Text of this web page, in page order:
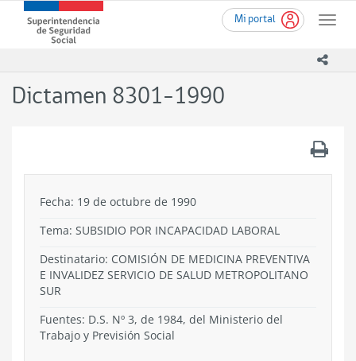
contenido
Mi portal
Toggle
Superintendencia
de
-
Dictamen 8301-1990
Fecha: 19 de octubre de 1990
Tema: SUBSIDIO POR INCAPACIDAD LABORAL
Destinatario: COMISIÓN DE MEDICINA PREVENTIVA
E INVALIDEZ SERVICIO DE SALUD METROPOLITANO
SUR
Fuentes: D.S. Nº 3, de 1984, del Ministerio del
Trabajo y Previsión Social